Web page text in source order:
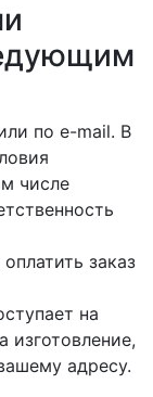
по e-mail. В
числе
заказ
на
изготовление,
адресу.